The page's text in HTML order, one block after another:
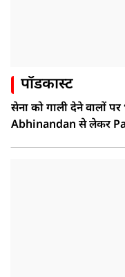
पॉडकास्ट
सेना को गाली देने वालों
Abhinandan से लेकर